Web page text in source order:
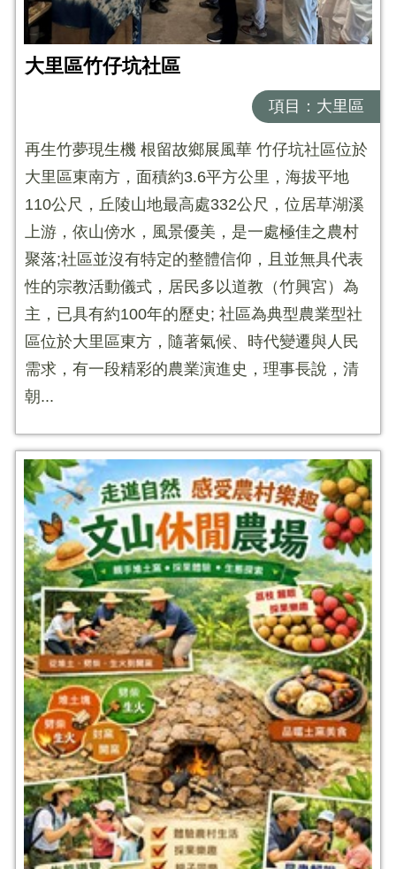
大里區竹仔坑社區
項目：大里區
再生竹夢現生機 根留故鄉展風華 竹仔坑社區位於
大里區東南方，面積約3.6平方公里，海拔平地
110公尺，丘陵山地最高處332公尺，位居草湖溪
上游，依山傍水，風景優美，是一處極佳之農村
聚落;社區並沒有特定的整體信仰，且並無具代表
性的宗教活動儀式，居民多以道教（竹興宮）為
主，已具有約100年的歷史; 社區為典型農業型社
區位於大里區東方，隨著氣候、時代變遷與人民
需求，有一段精彩的農業演進史，理事長說，清
朝...